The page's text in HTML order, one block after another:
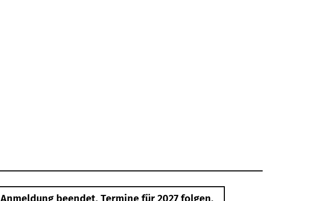
Anmeldung beendet. Termine für 2027 folgen.